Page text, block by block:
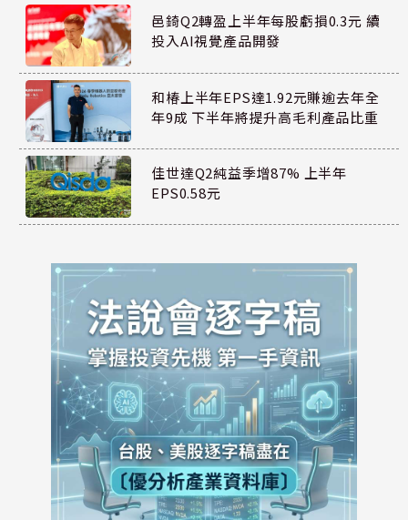
邑錡Q2轉盈上半年每股虧損0.3元 續
投入AI視覺產品開發
和椿上半年EPS達1.92元賺逾去年全
年9成 下半年將提升高毛利產品比重
佳世達Q2純益季增87% 上半年
EPS0.58元